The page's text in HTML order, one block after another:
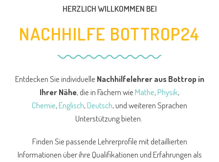
HERZLICH WILLKOMMEN BEI
NACHHILFE BOTTROP24
Entdecken Sie individuelle Nachhilfelehrer aus Bottropin
Ihrer Nähe, die in Fächern wieMathe,Physik,
Chemie,Englisch,Deutsch, und weiteren Sprachen
Unterstützung bieten.
Finden Sie passende Lehrerprofile mit detaillierten
Informationen über ihre Qualifikationen und Erfahrungen als